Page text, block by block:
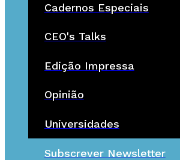
Cadernos Especiais
CEO's Talks
Edição Impressa
Opinião
Universidades
Subscrever Newsletter